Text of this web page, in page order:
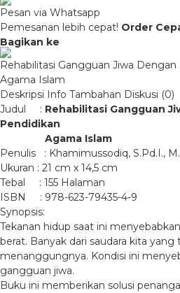
Pesan via Whatsapp
Pemesanan lebih cepat! Order
Bagikan ke
Rehabilitasi Gangguan Jiwa
Agama Islam
Deskripsi Info Tambahan Diskusi (0)
Judul : Rehabilitasi Gangguan
Pendidikan
Agama Islam
Penulis : Khamimussodiq, S.Pd.I.,
Ukuran : 21 cm x 14,5 cm
Tebal : 155 Halaman
ISBN : 978-623-79435-4-9
Synopsis:
Tekanan hidup saat ini
berat. Banyak dari saudara kita yang
menanggungnya. Kondisi ini
gangguan jiwa.
Buku ini memberikan solusi